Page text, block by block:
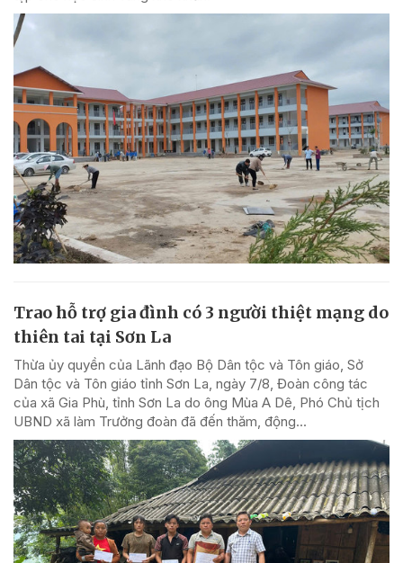
Trao hỗ trợ gia đình có 3 người thiệt mạng do
thiên tai tại Sơn La
Thừa ủy quyền của Lãnh đạo Bộ Dân tộc và Tôn giáo, Sở
Dân tộc và Tôn giáo tỉnh Sơn La, ngày 7/8, Đoàn công tác
của xã Gia Phù, tỉnh Sơn La do ông Mùa A Dê, Phó Chủ tịch
UBND xã làm Trưởng đoàn đã đến thăm, động...